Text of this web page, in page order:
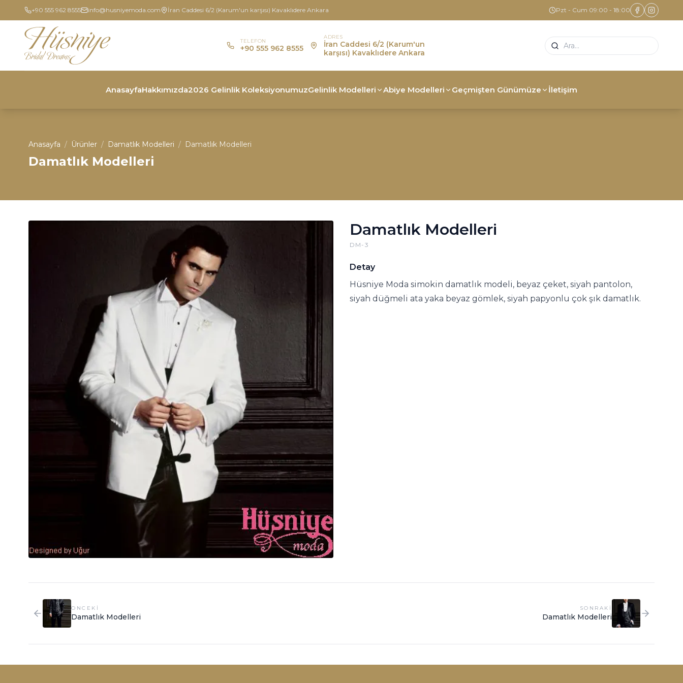
+90 555 962 8555 info@husniyemoda.com İran Caddesi 6/2 (Karum'un karşısı) Kavaklıdere Ankara Pzt - Cum 09:00 - 18:00
TELEFON
+90 555 962 8555
ADRES
İran Caddesi 6/2 (Karum'un
karşısı) Kavaklıdere Ankara
AnasayfaHakkımızda2026 Gelinlik KoleksiyonumuzGelinlik Modelleri Abiye Modelleri Geçmişten Günümüze İletişim
Anasayfa / Ürünler / Damatlık Modelleri / Damatlık Modelleri
Damatlık Modelleri
Damatlık Modelleri
DM-3
Detay
Hüsniye Moda simokin damatlık modeli, beyaz çeket, siyah pantolon,
siyah düğmeli ata yaka beyaz gömlek, siyah papyonlu çok şık damatlık.
ONCEKI
Damatlık Modelleri
SONRAKI
Damatlık Modelleri